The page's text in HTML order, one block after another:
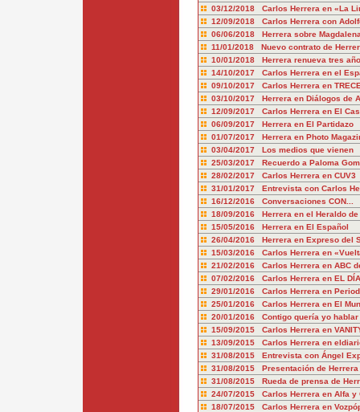
03/12/2018 Carlos Herrera en «La
12/09/2018 Carlos Herrera con
06/06/2018 Herrera sobre
11/01/2018 Nuevo contrato de
10/01/2018 Herrera renueva tres
14/10/2017 Carlos Herrera en el
09/10/2017 Carlos Herrera en
03/10/2017 Herrera en Diálogos de
12/09/2017 Carlos Herrera en El
06/09/2017 Herrera en El Partidazo
01/07/2017 Herrera en Photo
03/04/2017 Los medios que vienen
25/03/2017 Recuerdo a Paloma
28/02/2017 Carlos Herrera en CUV3
31/01/2017 Entrevista con Carlos
16/12/2016 Conversaciones CON...
18/09/2016 Herrera en el Heraldo de
15/05/2016 Herrera en El Español
26/04/2016 Herrera en Expreso del
15/03/2016 Carlos Herrera en
21/02/2016 Carlos Herrera en ABC
07/02/2016 Carlos Herrera en EL DÍA
29/01/2016 Carlos Herrera en
25/01/2016 Carlos Herrera en El
20/01/2016 Contigo quería yo hablar
15/09/2015 Carlos Herrera en
13/09/2015 Carlos Herrera en
31/08/2015 Entrevista con Ángel
31/08/2015 Presentación de Herrera
31/08/2015 Rueda de prensa de
24/07/2015 Carlos Herrera en Alfa y
18/07/2015 Carlos Herrera en